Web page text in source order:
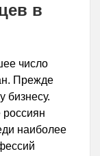
в
число
Прежде
бизнесу.
наиболее